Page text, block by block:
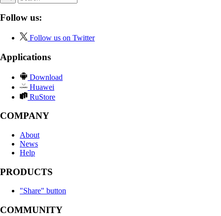
Follow us:
Follow us on Twitter
Applications
Download
Huawei
RuStore
COMPANY
About
News
Help
PRODUCTS
"Share" button
COMMUNITY